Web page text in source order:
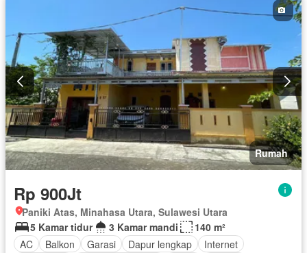
Rumah
Rp 900Jt
Paniki Atas, Minahasa Utara, Sulawesi Utara
5 Kamar tidur
3 Kamar mandi
140 m²
AC
Balkon Garasi Dapur lengkap
Internet